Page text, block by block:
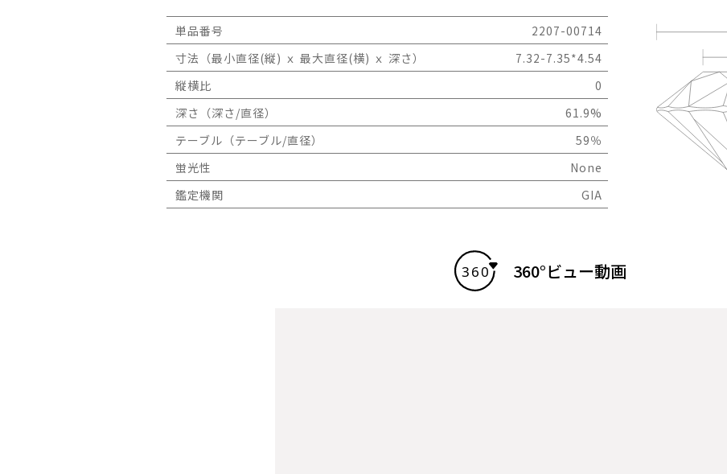
単品番号
2207-00714
寸法（最小直径(縦) ｘ 最大直径(横) ｘ 深さ）
7.32-7.35*4.54
縦横比
0
深さ（深さ/直径）
61.9%
テーブル（テーブル/直径）
59％
蛍光性
None
鑑定機関
GIA
360°ビュー動画